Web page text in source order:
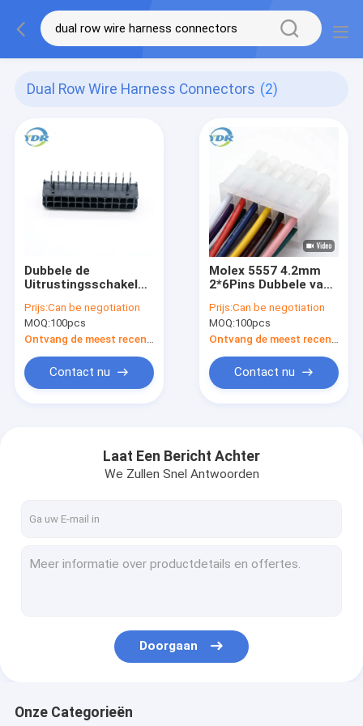
Dual Row Wire Harness Connectors (2)
Dubbele de
Uitrustingsschakelaars
Type Molex 24 Pin
Connector
Prijs:Can be negotiation
MOQ:100pcs
Contact nu
Molex 5557 4.2mm
2*6Pins Dubbele van
van de Rij Witte
Schakelaar Elektro
de Draaduitrusting
Prijs:Can be negotiation
MOQ:100pcs
Contact nu
Laat Een Bericht Achter
We Zullen Snel Antwoorden
Doorgaan
Onze Categorieën